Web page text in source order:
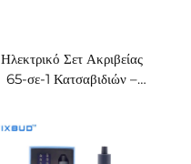
Ηλεκτρικό Σετ Ακριβείας
65-σε-1 Κατσαβιδιών –